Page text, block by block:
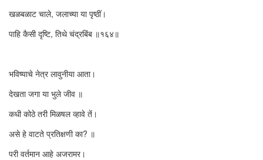
खळबळाट चाले, जलाच्या या पृष्ठीं।
पाहि कैसी दृष्टि, तिथे चंद्रबिंब ॥१६४॥
भविष्याचे नेत्र लावुनीया आता।
देखता जगा या भुले जीव ॥
कधी कोठे तरी मिळषल व्हावे तें।
असे हे वाटते प्रतिक्षणी का? ॥
परी वर्तमान आहे अजरामर।